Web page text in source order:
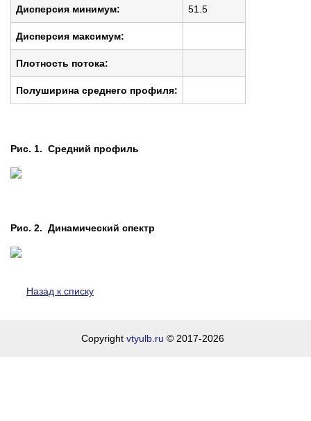
Дисперсия минимум: 51.5
Дисперсия максимум:
Плотность потока:
Полуширина среднего профиля:
Рис. 1. Средний профиль
Рис. 2. Динамический спектр
Назад к списку
Copyright vtyulb.ru © 2017-2026